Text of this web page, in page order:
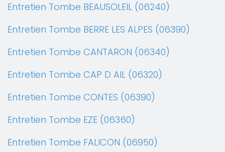
Entretien Tombe BEAUSOLEIL (06240)
Entretien Tombe BERRE LES ALPES (06390)
Entretien Tombe CANTARON (06340)
Entretien Tombe CAP D AIL (06320)
Entretien Tombe CONTES (06390)
Entretien Tombe EZE (06360)
Entretien Tombe FALICON (06950)